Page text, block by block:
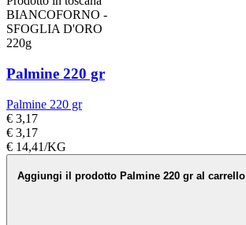
BIANCOFORNO -
SFOGLIA D'ORO
220g
Palmine 220 gr
Palmine 220 gr
€ 3,17
€ 3,17
€ 14,41/KG
Aggiungi il prodotto Palmine 220 gr al carrello